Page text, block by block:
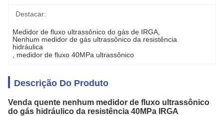
Destacar:
Medidor de fluxo ultrassônico do gás de IRGA
Nenhum medidor de gás ultrassônico da resistência
hidráulica
medidor de fluxo 40MPa ultrassônico
Descrição Do Produto
Venda quente nenhum medidor de fluxo ultrassônico
do gás hidráulico da resistência 40MPa IRGA